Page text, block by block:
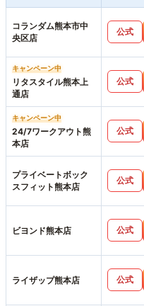
コランダム熊本市中
央区店
公式
キャンペーン中
リタスタイル熊本上
通店
公式
キャンペーン中
24/7ワークアウト熊
本店
公式
プライベートボック
スフィット熊本店
公式
ビヨンド熊本店 公式
ライザップ熊本店 公式